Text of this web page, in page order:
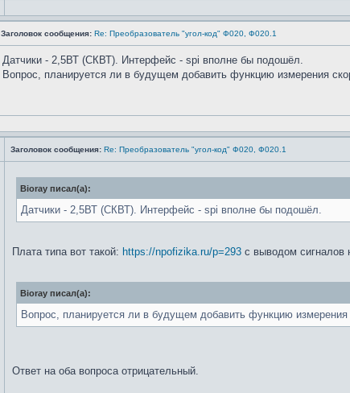
Заголовок сообщения: Re: Преобразователь "угол-код" Ф020, Ф020.1
Датчики - 2,5ВТ (СКВТ). Интерфейс - spi вполне бы подошёл.
Вопрос, планируется ли в будущем добавить функцию измерения
Заголовок сообщения: Re: Преобразователь "угол-код" Ф020, Ф020.1
Bioray писал(а):
Датчики - 2,5ВТ (СКВТ). Интерфейс - spi вполне бы подошёл.
Плата типа вот такой: https://npofizika.ru/p=293 с выводом сигналов
Bioray писал(а):
Вопрос, планируется ли в будущем добавить функцию измерения
Ответ на оба вопроса отрицательный.